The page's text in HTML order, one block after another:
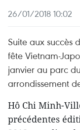
26/01/2018 10:02
Suite aux succès
fête Vietnam-
janvier au parc
arrondissement
Hô Chi Minh-​
précédentes